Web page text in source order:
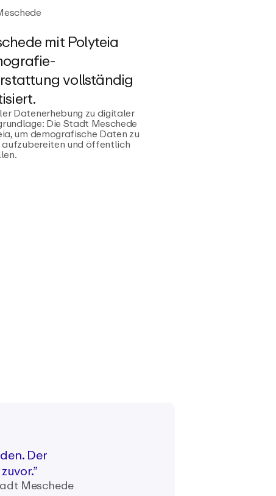
mit Polyteia
vollständig
Datenerhebung zu digitaler
Die Stadt Meschede
um demografische Daten zu
aufzubereiten und öffentlich
Der
Meschede